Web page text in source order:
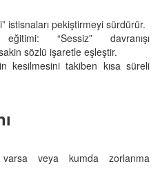
istisnaları pekiştirmeyi sürdürür.
“Sessiz” davranışı
sözlü işaretle eşleştir.
kesilmesini takiben kısa süreli
veya kumda zorlanma